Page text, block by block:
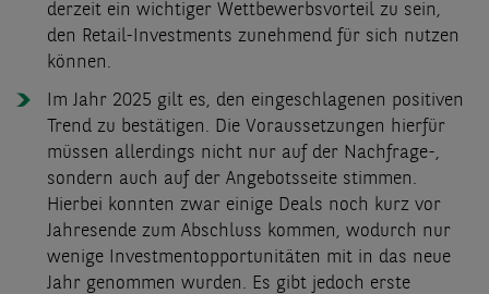
derzeit ein wichtiger Wettbewerbsvorteil zu sein,
den Retail-Investments zunehmend für sich nutzen
können.
Im Jahr 2025 gilt es, den eingeschlagenen positiven
Trend zu bestätigen. Die Voraussetzungen hierfür
müssen allerdings nicht nur auf der Nachfrage-,
sondern auch auf der Angebotsseite stimmen.
Hierbei konnten zwar einige Deals noch kurz vor
Jahresende zum Abschluss kommen, wodurch nur
wenige Investmentopportunitäten mit in das neue
Jahr genommen wurden. Es gibt jedoch erste